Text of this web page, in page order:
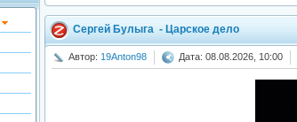
Сергей Булыга - Царское дело
Автор: 19Anton98 Дата: 08.08.2026, 10:00